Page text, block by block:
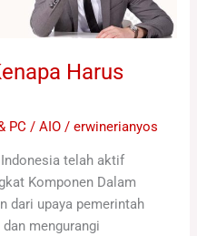
Harus
PC / AIO /erwinerianyos
telah aktif
Komponen Dalam
dari upaya pemerintah
mengurangi